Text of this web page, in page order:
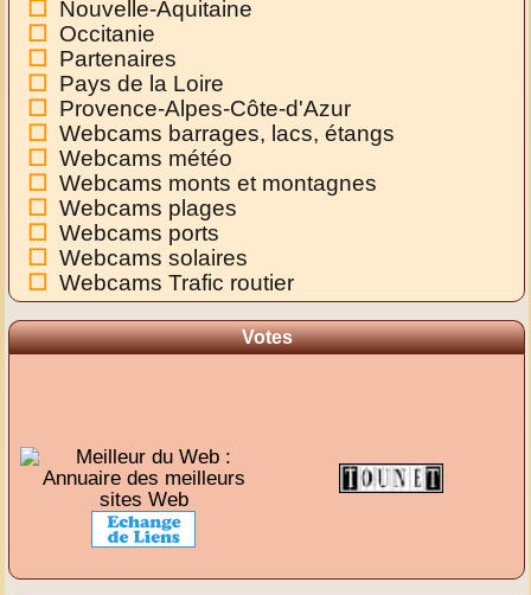
Nouvelle-Aquitaine
Occitanie
Partenaires
Pays de la Loire
Provence-Alpes-Côte-d'Azur
Webcams barrages, lacs, étangs
Webcams météo
Webcams monts et montagnes
Webcams plages
Webcams ports
Webcams solaires
Webcams Trafic routier
Votes